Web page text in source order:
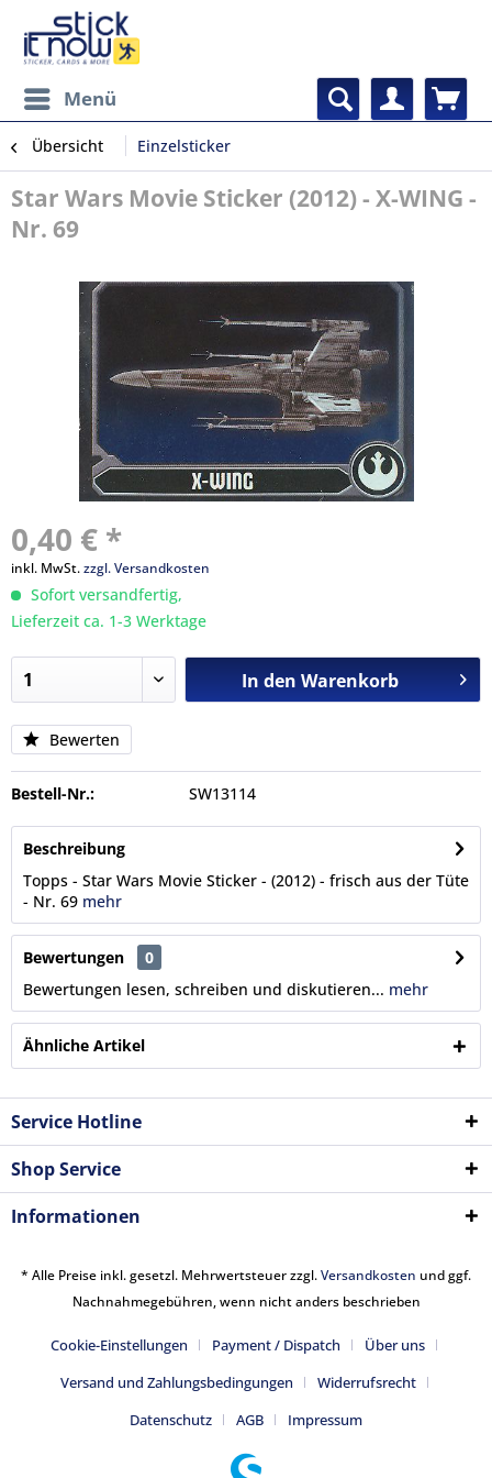
Menü
Übersicht Einzelsticker
Star Wars Movie Sticker (2012) - X-WING -
Nr. 69
0,40 € *
inkl. MwSt.zzgl. Versandkosten
Sofort versandfertig,
Lieferzeit ca. 1-3 Werktage
In den Warenkorb
Bewerten
Bestell-Nr.: SW13114
Beschreibung
Topps - Star Wars Movie Sticker - (2012) - frisch aus der Tüte
- Nr. 69 mehr
Bewertungen
0
Bewertungen lesen, schreiben und diskutieren... mehr
Ähnliche Artikel
Service Hotline
Shop Service
Informationen
* Alle Preise inkl. gesetzl. Mehrwertsteuer zzgl.Versandkosten und ggf.
Nachnahmegebühren, wenn nicht anders beschrieben
Cookie-Einstellungen Payment / Dispatch
Über uns
Versand und Zahlungsbedingungen
Widerrufsrecht
Datenschutz
AGB Impressum